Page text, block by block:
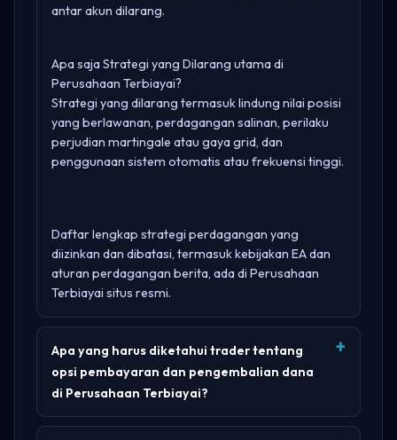
antar akun dilarang.
Apa saja Strategi yang Dilarang utama di
Perusahaan Terbiayai?
Strategi yang dilarang termasuk lindung nilai posisi
yang berlawanan, perdagangan salinan, perilaku
perjudian martingale atau gaya grid, dan
penggunaan sistem otomatis atau frekuensi tinggi.
Daftar lengkap strategi perdagangan yang
diizinkan dan dibatasi, termasuk kebijakan EA dan
aturan perdagangan berita, ada di Perusahaan
Terbiayai situs resmi.
Apa yang harus diketahui trader tentang
opsi pembayaran dan pengembalian dana
di Perusahaan Terbiayai?